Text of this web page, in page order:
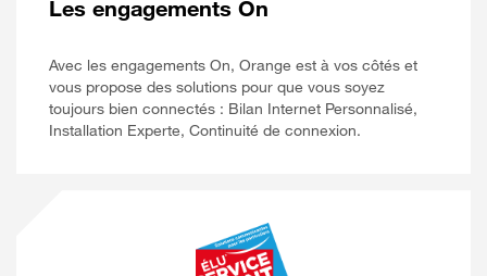
Les engagements On
Avec les engagements On, Orange est à vos côtés et
vous propose des solutions pour que vous soyez
toujours bien connectés : Bilan Internet Personnalisé,
Installation Experte, Continuité de connexion.